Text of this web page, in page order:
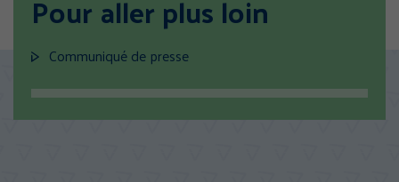
TOUT ACCEPTER
Pour aller plus loin
Communiqué de presse